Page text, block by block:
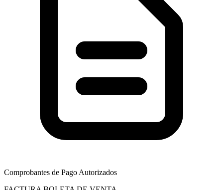
Comprobantes de Pago Autorizados